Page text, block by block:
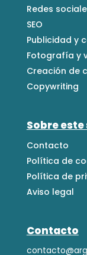
Redes
SEO
Publicidad y
Fotografía y
Creación de
Copywriting
Sobre
Contacto
Política de
Política de
Aviso legal
Contacto